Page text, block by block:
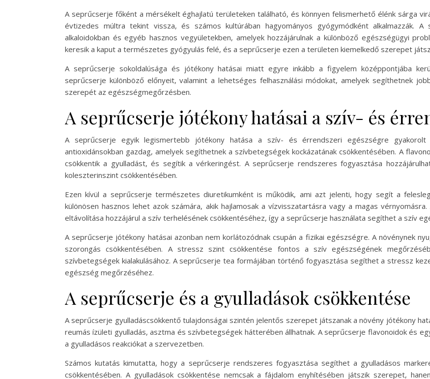
A seprűcserje főként a mérsékelt éghajlatú területeken található, és könnyen felismerhető élénk sárga
évtizedes múltra tekint vissza, és számos kultúrában hagyományos gyógymódként alkalmazzák. A
alkaloidokban és egyéb hasznos vegyületekben, amelyek hozzájárulnak a különböző egészségügyi
keresik a kaput a természetes gyógyulás felé, és a seprűcserje ezen a területen kiemelkedő szerepet
A seprűcserje sokoldalúsága és jótékony hatásai miatt egyre inkább a figyelem középpontjába
seprűcserje különböző előnyeit, valamint a lehetséges felhasználási módokat, amelyek segíthetnek
szerepét az egészségmegőrzésben.
A seprűcserje jótékony hatásai a szív- és
A seprűcserje egyik legismertebb jótékony hatása a szív- és érrendszeri egészségre gyakorolt
antioxidánsokban gazdag, amelyek segíthetnek a szívbetegségek kockázatának csökkentésében. A
csökkentik a gyulladást, és segítik a vérkeringést. A seprűcserje rendszeres fogyasztása
koleszterinszint csökkentésében.
Ezen kívül a seprűcserje természetes diuretikumként is működik, ami azt jelenti, hogy segít a
különösen hasznos lehet azok számára, akik hajlamosak a vízvisszatartásra vagy a magas
eltávolítása hozzájárul a szív terhelésének csökkentéséhez, így a seprűcserje használata segíthet a szív
A seprűcserje jótékony hatásai azonban nem korlátozódnak csupán a fizikai egészségre. A növénynek
szorongás csökkentésében. A stressz szint csökkentése fontos a szív egészségének
szívbetegségek kialakulásához. A seprűcserje tea formájában történő fogyasztása segíthet a stressz
egészség megőrzéséhez.
A seprűcserje és a gyulladások csökkentése
A seprűcserje gyulladáscsökkentő tulajdonságai szintén jelentős szerepet játszanak a növény jótékony
reumás ízületi gyulladás, asztma és szívbetegségek hátterében állhatnak. A seprűcserje flavonoidok és
a gyulladásos reakciókat a szervezetben.
Számos kutatás kimutatta, hogy a seprűcserje rendszeres fogyasztása segíthet a gyulladásos
csökkentésében. A gyulladások csökkentése nemcsak a fájdalom enyhítésében játszik szerepet,